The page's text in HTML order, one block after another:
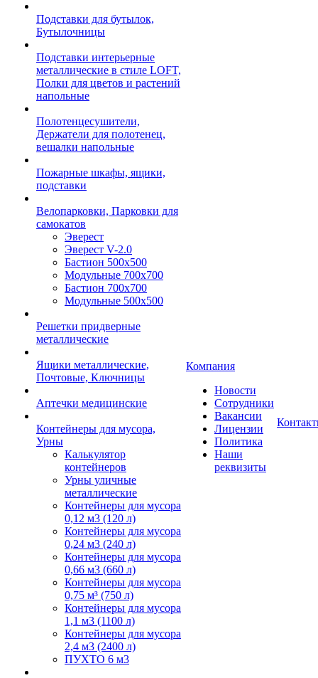
Подставки для бутылок,
Бутылочницы
Подставки интерьерные
металлические в стиле LOFT,
Полки для цветов и растений
напольные
Полотенцесушители,
Держатели для полотенец,
вешалки напольные
Пожарные шкафы, ящики,
подставки
Велопарковки, Парковки для
самокатов
Эверест
Эверест V-2.0
Бастион 500х500
Модульные 700х700
Бастион 700х700
Модульные 500х500
Решетки придверные
металлические
Ящики металлические,
Почтовые, Ключницы
Аптечки медицинские
Контейнеры для мусора,
Урны
Калькулятор
контейнеров
Урны уличные
металлические
Контейнеры для мусора
0,12 м3 (120 л)
Контейнеры для мусора
0,24 м3 (240 л)
Контейнеры для мусора
0,66 м3 (660 л)
Контейнеры для мусора
0,75 м³ (750 л)
Контейнеры для мусора
1,1 м3 (1100 л)
Контейнеры для мусора
2,4 м3 (2400 л)
ПУХТО 6 м3
Компания
Новости
Сотрудники
Вакансии
Лицензии
Политика
Наши
реквизиты